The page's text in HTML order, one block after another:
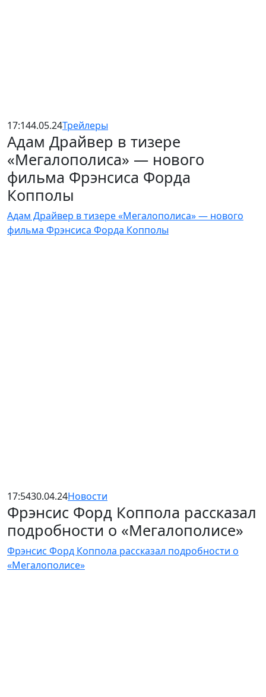
17:144.05.24Трейлеры
Адам Драйвер в тизере
«Мегалополиса» — нового
фильма Фрэнсиса Форда
Копполы
Адам Драйвер в тизере «Мегалополиса» — нового
фильма Фрэнсиса Форда Копполы
17:5430.04.24Новости
Фрэнсис Форд Коппола рассказал
подробности о «Мегалополисе»
Фрэнсис Форд Коппола рассказал подробности о
«Мегалополисе»